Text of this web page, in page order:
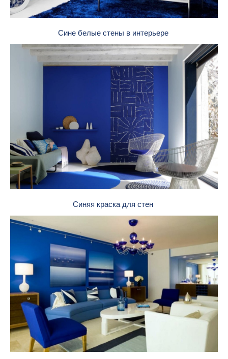
Сине белые стены в интерьере
Синяя краска для стен